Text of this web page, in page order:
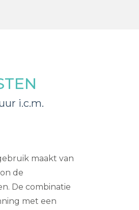
i.c.m.
maakt van
de
De combinatie
met een